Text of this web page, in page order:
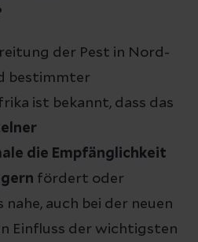
der Pest in Nord-
bestimmter
ist bekannt, dass das
die Empfänglichkeit
fördert oder
auch bei der neuen
Einfluss der wichtigsten